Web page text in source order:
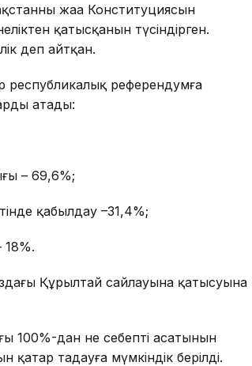
жаңа Конституциясын
қатысқанын түсіндірген.
деп айтқан.
республикалық референдумға
атады:
– 69,6%;
қабылдау –31,4%;
18%.
Құрылтай сайлауына қатысуына
100%-дан не себепті асатынын
таңдауға мүмкіндік берілді.